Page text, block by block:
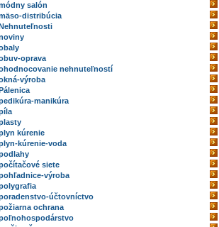
salón
distribúcia
oprava
nehnuteľností
výroba
manikúra
kúrenie
kúrenie-voda
siete
výroba
účtovníctvo
ochrana